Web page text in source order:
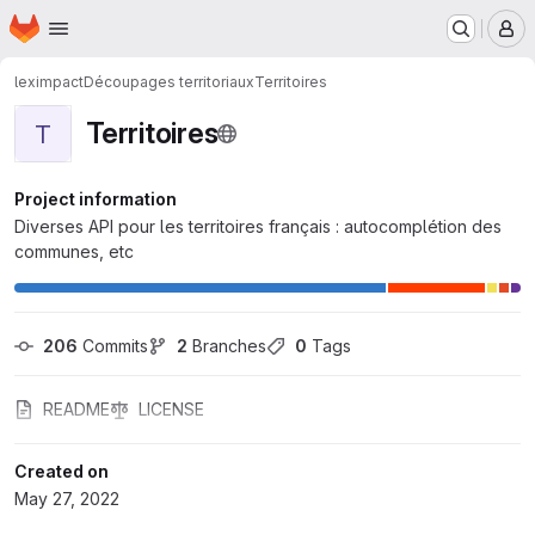
Skip to main content
Homepage
leximpactDécoupages territoriauxTerritoires
T Territoires
Project information
Diverses API pour les territoires français : autocomplétion des
communes, etc
206 Commits 2 Branches 0 Tags
README LICENSE
Created on
May 27, 2022